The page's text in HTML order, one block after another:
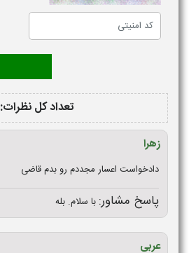
تعداد کل نظرات: 5
زهرا
دادخواست اعسار مجددم رو بدم قاضی
پاسخ مشاور: با سلام. بله
عربی